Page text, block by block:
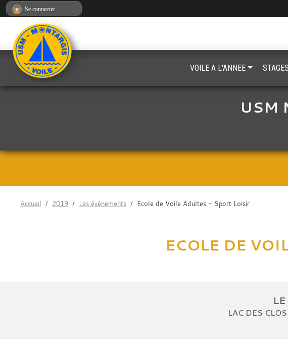
USM
Accueil 2019 Les évènements Ecole de Voile Adultes - Sport Loisir
ECOLE DE
LE
LAC DES
VOILE A L'ANNEE STAGES
Se connecter
Panneau de gestion des cookies